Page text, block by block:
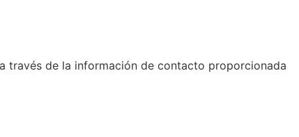
través de la información de contacto proporcionada